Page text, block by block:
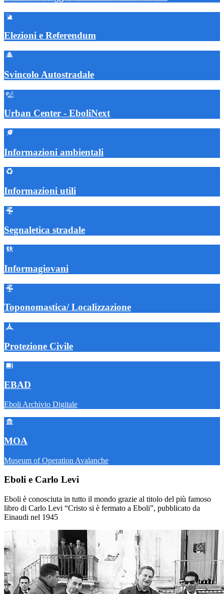
Elezioni e Referendum
Svincolo Autostradale
Urban Center - EboliNext
Informazioni ambientali
Informazioni utili
Segnaletica stradale
Informagiovani
Toponomastica/ Localizzazione
Protezione Civile
EBAD
Eboli Archivio Digitale
MOA
Museum of Operation Avalanche
Eboli e Carlo Levi
Eboli è conosciuta in tutto il mondo grazie al titolo del più famoso
libro di Carlo Levi “Cristo si è fermato a Eboli”, pubblicato da
Einaudi nel 1945